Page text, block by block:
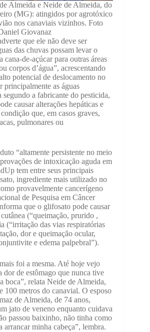
Almeida e Neide de Almeida, do
(MG): atingidos por agrotóxico
nos canaviais vizinhos. Foto
Giovanaz
que ele não deve ser
das chuvas possam levar o
cana-de-açúcar para outras áreas
corpos d’água”, acrescentando
potencial de deslocamento no
principalmente as águas
segundo a fabricante do pesticida,
causar alterações hepáticas e
que, em casos graves,
pulmonares ou
“altamente persistente no meio
de intoxicação aguda em
tem entre seus principais
ingrediente mais utilizado no
provavelmente cancerígeno
de Pesquisa em Câncer
que o glifosato pode causar
(“queimação, prurido ,
(“irritação das vias respiratórias
dor e queimação ocular,
e edema palpebral”).
foi a mesma. Até hoje vejo
dor de estômago que nunca tive
boca”, relata Neide de Almeida,
100 metros do canavial. O esposo
de Almeida, de 74 anos,
jato de veneno enquanto cuidava
passou baixinho, não tinha como
arrancar minha cabeça”, lembra.